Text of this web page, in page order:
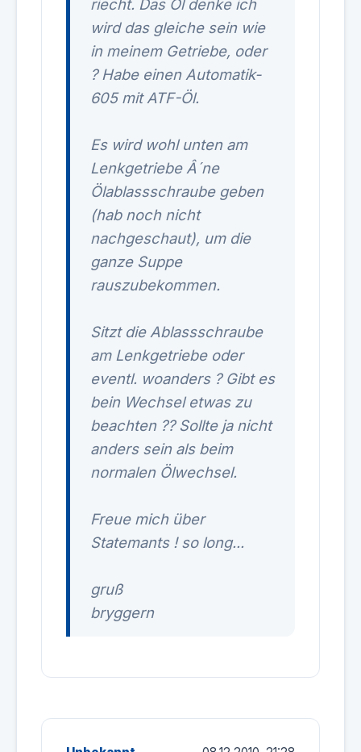
riecht. Das Öl denke ich
wird das gleiche sein wie
in meinem Getriebe, oder
? Habe einen Automatik-
605 mit ATF-Öl.
Es wird wohl unten am
Lenkgetriebe Â´ne
Ölablassschraube geben
(hab noch nicht
nachgeschaut), um die
ganze Suppe
rauszubekommen.
Sitzt die Ablassschraube
am Lenkgetriebe oder
eventl. woanders ? Gibt es
bein Wechsel etwas zu
beachten ?? Sollte ja nicht
anders sein als beim
normalen Ölwechsel.
Freue mich über
Statemants ! so long...
gruß
bryggern